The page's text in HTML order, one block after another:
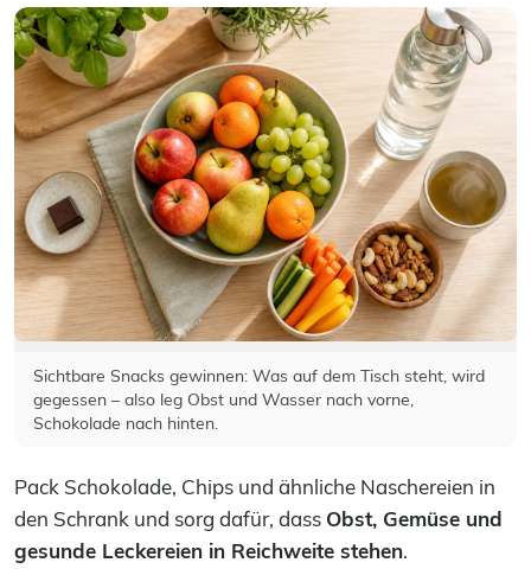
Sichtbare Snacks gewinnen: Was auf dem Tisch steht, wird
gegessen – also leg Obst und Wasser nach vorne,
Schokolade nach hinten.
Pack Schokolade, Chips und ähnliche Naschereien in
den Schrank und sorg dafür, dass Obst, Gemüse und
gesunde Leckereien in Reichweite stehen.